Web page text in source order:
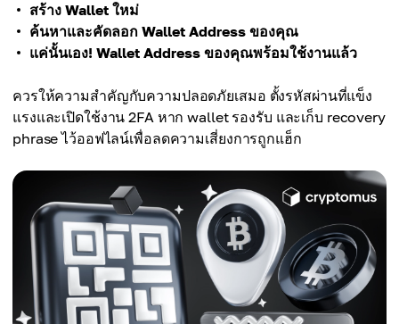
สร้าง Wallet ใหม่
ค้นหาและคัดลอก Wallet Address ของคุณ
แค่นั้นเอง! Wallet Address ของคุณพร้อมใช้งานแล้ว
ควรให้ความสำคัญกับความปลอดภัยเสมอ ตั้งรหัสผ่านที่แข็ง
แรงและเปิดใช้งาน 2FA หาก wallet รองรับ และเก็บ recovery
phrase ไว้ออฟไลน์เพื่อลดความเสี่ยงการถูกแฮ็ก